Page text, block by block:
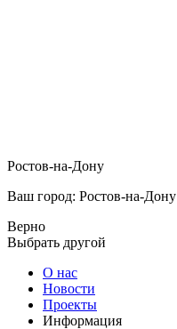
Ростов-на-Дону
Ваш город: Ростов-на-Дону
Верно
Выбрать другой
О нас
Новости
Проекты
Информация